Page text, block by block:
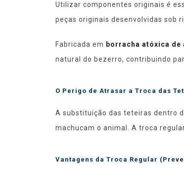
Utilizar componentes originais é
peças originais desenvolvidas sob
Fabricada em borracha atóxica
natural do bezerro, contribuindo
O Perigo de Atrasar a Troca das
A substituição das teteiras dentro
machucam o animal. A troca
Vantagens da Troca Regular